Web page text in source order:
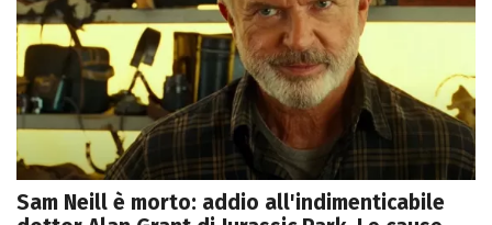
Sam Neill è morto: addio all'indimenticabile